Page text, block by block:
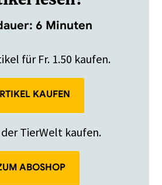
6 Minuten
für Fr. 1.50 kaufen.
KAUFEN
der TierWelt kaufen.
ABOSHOP